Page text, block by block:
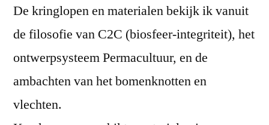
De kringlopen en materialen bekijk ik vanuit
de filosofie van C2C (biosfeer-integriteit), het
ontwerpsysteem Permacultuur, en de
ambachten van het bomenknotten en
vlechten.